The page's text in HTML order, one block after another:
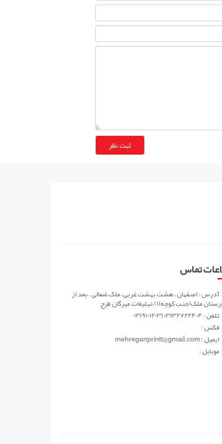
تماس
آدرس : اصفهان ، هشت بهشت غربی، ملک شمالی ، بعد از
ملک(جنب کوچه11)،تبلیغات مهرگان طرح
تلفن : 03191012031,03132722404
فکس :
ايميل : mehreganprintt@gmail.com
موبايل :